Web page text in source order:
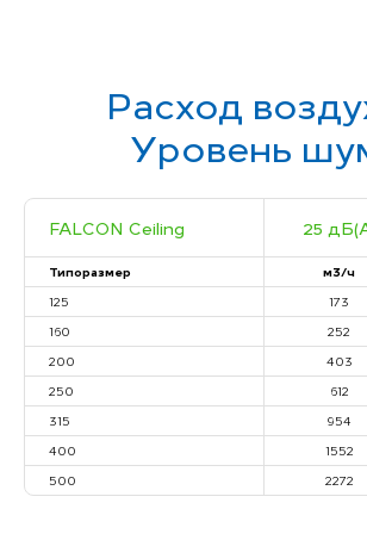
Расход
Уровень
FALCON Ceiling 25
Типоразмер м3/ч
125
173
160
252
200
403
250
612
315
954
400
1552
500
2272